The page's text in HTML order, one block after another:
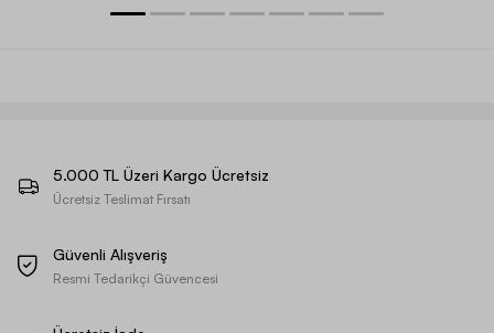
5.000 TL Üzeri Kargo Ücretsiz
Ücretsiz Teslimat Fırsatı
Güvenli Alışveriş
Resmi Tedarikçi Güvencesi